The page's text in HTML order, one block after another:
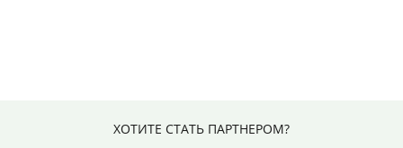
ХОТИТЕ СТАТЬ ПАРТНЕРОМ?